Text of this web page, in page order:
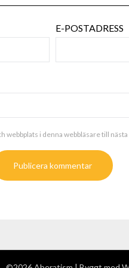
E-POSTADRESS
webbplats i denna webbläsare till